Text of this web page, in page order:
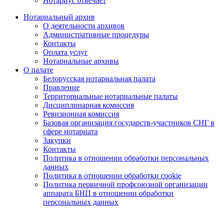
Нотариальный архив
О деятельности архивов
Административные процедуры
Контакты
Оплата услуг
Нотариальные архивы
О палате
Белорусская нотариальная палата
Правление
Территориальные нотариальные палаты
Дисциплинарная комиссия
Ревизионная комиссия
Базовая организация государств-участников СНГ в
сфере нотариата
Закупки
Контакты
Политика в отношении обработки персональных
данных
Политика в отношении обработки cookie
Политика первичной профсоюзной организации
аппарата БНП в отношении обработки
персональных данных